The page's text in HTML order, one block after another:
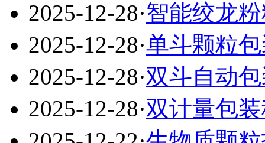
2025-12-28·智能绞龙
2025-12-28·单斗颗粒
2025-12-28·双斗自动
2025-12-28·双计量包